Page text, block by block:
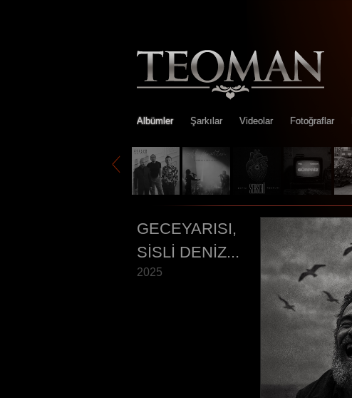
Albümler Şarkılar Videolar Fotoğraflar
GECEYARISI,
SİSLİ DENİZ...
2025